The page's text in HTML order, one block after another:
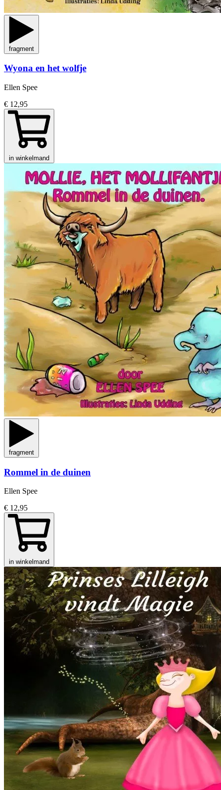
fragment
Wyona en het wolfje
Ellen Spee
€ 12,95
in winkelmand
fragment
Rommel in de duinen
Ellen Spee
€ 12,95
in winkelmand